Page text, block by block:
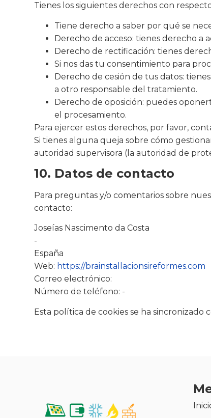
Tienes los siguientes derechos con
Tiene derecho a saber por qué se
Derecho de acceso: tienes derecho a
Derecho de rectificación: tienes
Si nos das tu consentimiento para
Derecho de cesión de tus datos:
a otro responsable del tratamiento.
Derecho de oposición: puedes
el procesamiento.
Para ejercer estos derechos, por favor,
Si tienes alguna queja sobre cómo
autoridad supervisora (la autoridad de
10. Datos de contacto
Para preguntas y/o comentarios sobre
contacto:
Joseías Nascimento da Costa
-
España
Web: https://brainstallacionsireformes.com
Correo electrónico:
Número de teléfono: -
Esta política de cookies se ha sincronizado